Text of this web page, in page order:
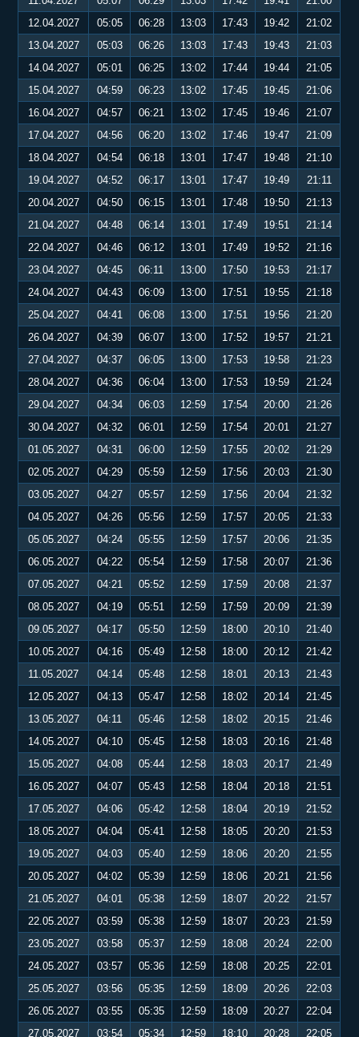
12.04.2027
05:05 06:28 13:03 17:43 19:42
21:02
13.04.2027
05:03 06:26 13:03 17:43 19:43
21:03
14.04.2027
05:01 06:25 13:02 17:44 19:44
21:05
15.04.2027
04:59 06:23 13:02 17:45 19:45
21:06
16.04.2027
04:57 06:21 13:02 17:45 19:46
21:07
17.04.2027
04:56 06:20 13:02 17:46 19:47
21:09
18.04.2027
04:54 06:18 13:01 17:47 19:48
21:10
19.04.2027
04:52 06:17 13:01 17:47 19:49
21:11
20.04.2027
04:50 06:15 13:01 17:48 19:50
21:13
21.04.2027
04:48 06:14 13:01 17:49 19:51
21:14
22.04.2027
04:46 06:12 13:01 17:49 19:52
21:16
23.04.2027
04:45 06:11 13:00 17:50 19:53
21:17
24.04.2027
04:43 06:09 13:00 17:51 19:55
21:18
25.04.2027
04:41 06:08 13:00 17:51 19:56
21:20
26.04.2027
04:39 06:07 13:00 17:52 19:57
21:21
27.04.2027
04:37 06:05 13:00 17:53 19:58
21:23
28.04.2027
04:36 06:04 13:00 17:53 19:59
21:24
29.04.2027
04:34 06:03 12:59 17:54 20:00
21:26
30.04.2027
04:32 06:01 12:59 17:54 20:01
21:27
01.05.2027
04:31 06:00 12:59 17:55 20:02
21:29
02.05.2027
04:29 05:59 12:59 17:56 20:03
21:30
03.05.2027
04:27 05:57 12:59 17:56 20:04
21:32
04.05.2027
04:26 05:56 12:59 17:57 20:05
21:33
05.05.2027
04:24 05:55 12:59 17:57 20:06
21:35
06.05.2027
04:22 05:54 12:59 17:58 20:07
21:36
07.05.2027
04:21 05:52 12:59 17:59 20:08
21:37
08.05.2027
04:19 05:51 12:59 17:59 20:09
21:39
09.05.2027
04:17 05:50 12:59 18:00 20:10
21:40
10.05.2027
04:16 05:49 12:58 18:00 20:12
21:42
11.05.2027
04:14 05:48 12:58 18:01 20:13
21:43
12.05.2027
04:13 05:47 12:58 18:02 20:14
21:45
13.05.2027
04:11 05:46 12:58 18:02 20:15
21:46
14.05.2027
04:10 05:45 12:58 18:03 20:16
21:48
15.05.2027
04:08 05:44 12:58 18:03 20:17
21:49
16.05.2027
04:07 05:43 12:58 18:04 20:18
21:51
17.05.2027
04:06 05:42 12:58 18:04 20:19
21:52
18.05.2027
04:04 05:41 12:58 18:05 20:20
21:53
19.05.2027
04:03 05:40 12:59 18:06 20:20
21:55
20.05.2027
04:02 05:39 12:59 18:06 20:21
21:56
21.05.2027
04:01 05:38 12:59 18:07 20:22
21:57
22.05.2027
03:59 05:38 12:59 18:07 20:23
21:59
23.05.2027
03:58 05:37 12:59 18:08 20:24
22:00
24.05.2027
03:57 05:36 12:59 18:08 20:25
22:01
25.05.2027
03:56 05:35 12:59 18:09 20:26
22:03
26.05.2027
03:55 05:35 12:59 18:09 20:27
22:04
27.05.2027
03:54 05:34 12:59 18:10 20:28
22:05